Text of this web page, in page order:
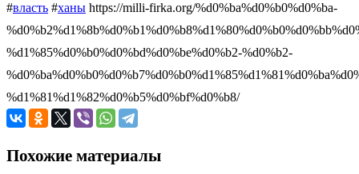
#власть #ханы https://milli-firka.org/%d0%ba%d0%b0%d0%ba-
%d1%85%d0%b0%d0%bd%d0%be%d0%b2-%d0%b2-
%d1%81%d1%82%d0%b5%d0%bf%d0%b8/
Похожие материалы